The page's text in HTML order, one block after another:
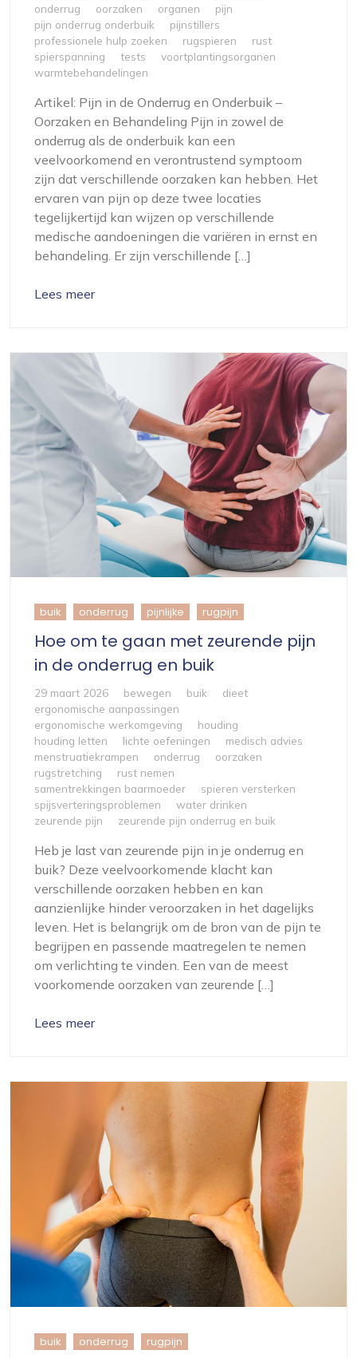
onderrug
oorzaken organen
pijn
pijn onderrug onderbuik
pijnstillers
professionele hulp zoeken
rugspieren
rust
spierspanning
tests
voortplantingsorganen
warmtebehandelingen
Artikel: Pijn in de Onderrug en Onderbuik –
Oorzaken en Behandeling Pijn in zowel de
onderrug als de onderbuik kan een
veelvoorkomend en verontrustend symptoom
zijn dat verschillende oorzaken kan hebben. Het
ervaren van pijn op deze twee locaties
tegelijkertijd kan wijzen op verschillende
medische aandoeningen die variëren in ernst en
behandeling. Er zijn verschillende […]
Lees meer
buik onderrug pijnlijke rugpijn
Hoe om te gaan met zeurende pijn
in de onderrug en buik
29 maart 2026 bewegen buik
dieet
ergonomische aanpassingen
ergonomische werkomgeving
houding
houding letten
lichte oefeningen
medisch advies
menstruatiekrampen
onderrug
oorzaken
rugstretching
rust nemen
samentrekkingen baarmoeder
spieren versterken
spijsverteringsproblemen
water drinken
zeurende pijn
zeurende pijn onderrug en buik
Heb je last van zeurende pijn in je onderrug en
buik? Deze veelvoorkomende klacht kan
verschillende oorzaken hebben en kan
aanzienlijke hinder veroorzaken in het dagelijks
leven. Het is belangrijk om de bron van de pijn te
begrijpen en passende maatregelen te nemen
om verlichting te vinden. Een van de meest
voorkomende oorzaken van zeurende […]
Lees meer
buik onderrug rugpijn